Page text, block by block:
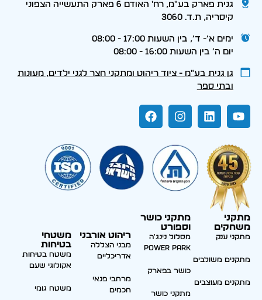
גנית פארק בע"מ, רח' האודם 6 פארק התעשייה הצפוני
קיסריה, ת.ד. 3060
ימים א׳- ד׳, בין השעות 17:00 - 08:00
יום ה׳ בין השעות 16:00 - 08:00
גן גנית בע״מ - ציוד ריהוט ומתקני חצר לגני ילדים, מעונות
ובתי ספר
מתקני
משחקים
מתקני ענק
מתקנים משולבים
מתקנים מעוצבים
מתקני כושר
וספורט
מסלול נינג'ה
Power park
כושר בפארק
מתקני כושר
ריהוט אורבני
מבני הצללה
אדריכליים
מרחבי פנאי
חכמים
משטחי
בטיחות
משטח בטיחות
אקולוגי שעם
משטח גומי